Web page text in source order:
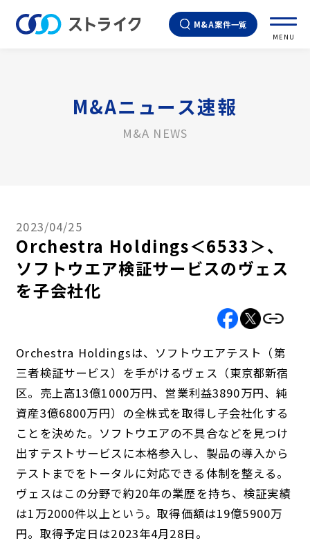
M&A案件一覧
MENU
M&Aニュース速報
M&A NEWS
2023/04/25
Orchestra Holdings＜6533＞、
ソフトウエア検証サービスのヴェス
を子会社化
Orchestra Holdingsは、ソフトウエアテスト（第
三者検証サービス）を手がけるヴェス（東京都新宿
区。売上高13億1000万円、営業利益3890万円、純
資産3億6800万円）の全株式を取得し子会社化する
ことを決めた。ソフトウエアの不具合などを見つけ
出すテストサービスに本格参入し、製品の導入から
テストまでをトータルに対応できる体制を整える。
ヴェスはこの分野で約20年の業歴を持ち、検証実績
は1万2000件以上という。取得価額は19億5900万
円。取得予定日は2023年4月28日。